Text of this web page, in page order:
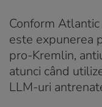
Conform
este expunerea
pro-Kremlin,
atunci când
LLM-uri